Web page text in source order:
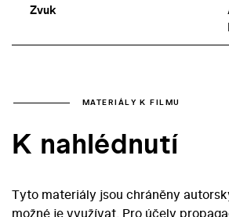
Zvuk
MATERIÁLY K FILMU
K nahlédnutí
Tyto materiály jsou chráněny
možné je využívat. Pro účely